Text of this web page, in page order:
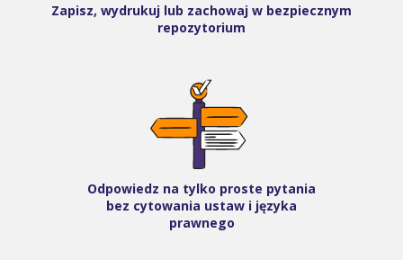
Zapisz, wydrukuj lub zachowaj w bezpiecznym
repozytorium
Odpowiedz na tylko proste pytania
bez cytowania ustaw i języka
prawnego